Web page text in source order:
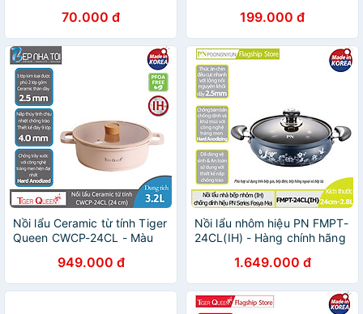
70.000 đ 199.000 đ
Nồi lẩu Ceramic từ tính Tiger
Queen CWCP-24CL - Màu
3.2L] - Chính hãng
949.000 đ
Nồi lẩu nhôm hiệu PN FMPT-
24CL(IH) - Hàng chính hãng
1.649.000 đ